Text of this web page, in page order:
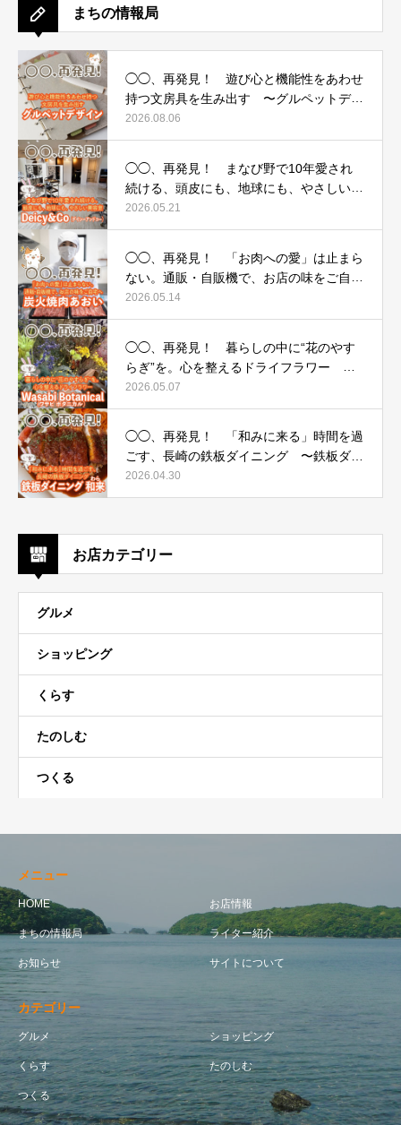
まちの情報局
◯◯、再発見！ 遊び心と機能性をあわせ
持つ文房具を生み出す 〜グルペットデザ
イン〜
2026.08.06
◯◯、再発見！ まなび野で10年愛され
続ける、頭皮にも、地球にも、やさしい美
容室 〜Deicy&Co（デイシーアンドコ
ー）〜
2026.05.21
◯◯、再発見！ 「お肉への愛」は止まら
ない。通販・自販機で、お店の味をご自宅
へ 〜炭火焼肉あおい〜
2026.05.14
◯◯、再発見！ 暮らしの中に“花のやす
らぎ”を。心を整えるドライフラワー 〜
Wasabi Botanical（ワサビ ボタニカル）〜
2026.05.07
◯◯、再発見！ 「和みに来る」時間を過
ごす、長崎の鉄板ダイニング 〜鉄板ダイ
ニング 和来（わら）〜
2026.04.30
お店カテゴリー
グルメ
ショッピング
くらす
たのしむ
つくる
メニュー
HOME お店情報
まちの情報局 ライター紹介
お知らせ サイトについて
カテゴリー
グルメ ショッピング
くらす たのしむ
つくる